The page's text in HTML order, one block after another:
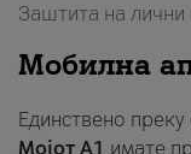
Заштита на лични
Мобилна
Единствено
Мојот A1 имате